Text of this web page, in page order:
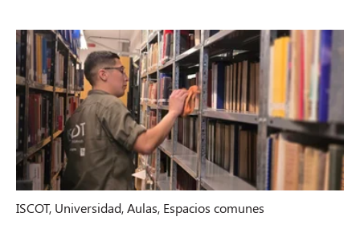
ISCOT, Universidad,Aulas, Espacios comunes